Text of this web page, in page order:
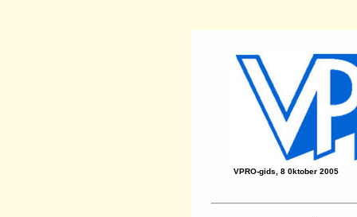
VPRO-gids, 8 0ktober 2005